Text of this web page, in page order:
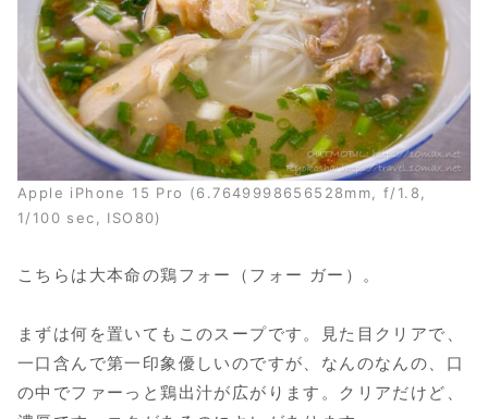
Apple iPhone 15 Pro (6.7649998656528mm, f/1.8,
1/100 sec, ISO80)
こちらは大本命の鶏フォー（フォー ガー）。
まずは何を置いてもこのスープです。見た目クリアで、
一口含んで第一印象優しいのですが、なんのなんの、口
の中でファーっと鶏出汁が広がります。クリアだけど、